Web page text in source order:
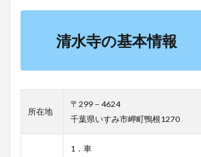
清水寺の基本情報
所在地
〒299－4624
千葉県いすみ市岬町鴨根1270
1．車